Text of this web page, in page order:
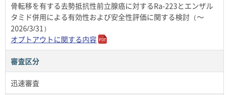
骨転移を有する去勢抵抗性前立腺癌に対するRa-223とエンザル
タミド併用による有効性および安全性評価に関する検討（～
2026/3/31）
オプトアウトに関する内容
審査区分
迅速審査